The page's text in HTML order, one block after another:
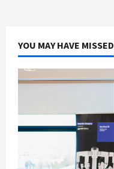
YOU MAY HAVE MISSED